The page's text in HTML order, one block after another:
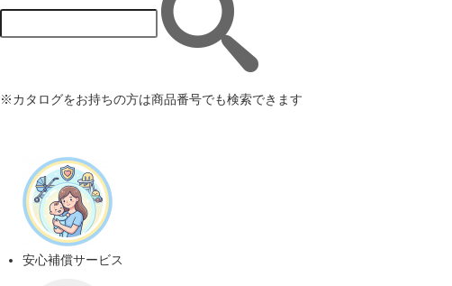
※カタログをお持ちの方は商品番号でも検索できます
安心補償サービス